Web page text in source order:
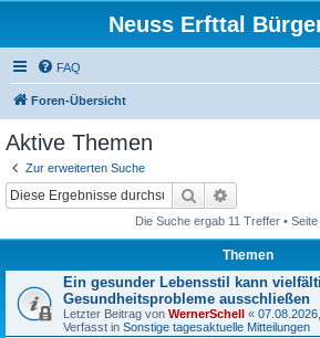
Neuss Erfttal
FAQ
Foren-Übersicht
Aktive Themen
Zur erweiterten Suche
Suche
Die Suche ergab 11 Treffer • Seite
Themen
Ein gesunder Lebensstil kann
Gesundheitsprobleme ausschließen
Letzter Beitrag von WernerSchell «
Verfasst in Sonstige tagesaktuelle Mitteilungen